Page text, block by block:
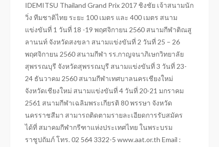
IDEMITSU Thailand Grand Prix 2017 ชิงชัย เจ้าสนามนัก
วิ่ง ทีมชาติไทย ระยะ 100 เมตร และ 400 เมตร สนาม
แข่งขันที่ 1 วันที่ 18 -19 พฤศจิกายน 2560 สนามกีฬาติณสู
ลานนท์ จังหวัดสงขลา สนามแข่งขันที่ 2 วันที่ 25 – 26
พฤศจิกายน 2560 สนามกีฬา รร.กาญจนาภิเษกวิทยาลัย
สุพรรณบุรี จังหวัดสุพรรณบุรี สนามแข่งขันที่ 3 วันที่ 23-
24 ธันวาคม 2560 สนามกีฬาเทศบาลนครเชียงใหม่
จังหวัดเชียงใหม่ สนามแข่งขันที่ 4 วันที่ 20-21 มกราคม
2561 สนามกีฬาเฉลิมพระเกียรติ 80 พรรษา จังหวัด
นครราชสีมา สามารถติดตามรายละเอียดการรับสมัคร
ได้ที่ สมาคมกีฬากรีฑาแห่งประเทศไทย ในพระบรม
ราชูปถัมภ์ โทร. 02 564 3322-5 www.aat.or.th Email :